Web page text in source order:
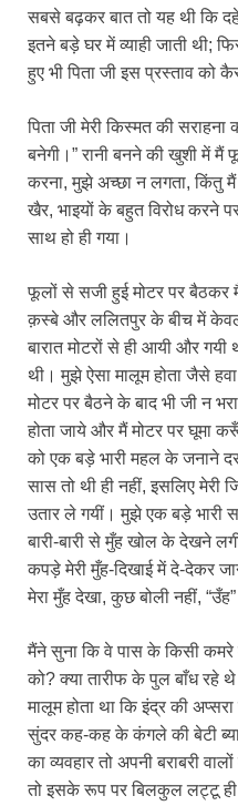
सबसे बढ़कर बात तो यह थी कि
इतने बड़े घर में व्याही जाती थी;
हुए भी पिता जी इस प्रस्ताव को
पिता जी मेरी किस्मत की सराहना
बनेगी।” रानी बनने की खुशी में मैं
करना, मुझे अच्छा न लगता, किंतु
खैर, भाइयों के बहुत विरोध करने
साथ हो ही गया।
फूलों से सजी हुई मोटर पर बैठकर
क़स्बे और ललितपुर के बीच में
बारात मोटरों से ही आयी और गयी
थी। मुझे ऐसा मालूम होता जैसे
मोटर पर बैठने के बाद भी जी न
होता जाये और मैं मोटर पर घूमा
को एक बड़े भारी महल के जनाने
सास तो थी ही नहीं, इसलिए मेरी
उतार ले गयीं। मुझे एक बड़े भारी
बारी-बारी से मुँह खोल के देखने
कपड़े मेरी मुँह-दिखाई में दे-देकर
मेरा मुँह देखा, कुछ बोली नहीं,
मैंने सुना कि वे पास के किसी कमरे
को? क्या तारीफ के पुल बाँध
मालूम होता था कि इंद्र की
सुंदर कह-कह के कंगले की बेटी
का व्यवहार तो अपनी बराबरी
तो इसके रूप पर बिलकुल लट्टू ही